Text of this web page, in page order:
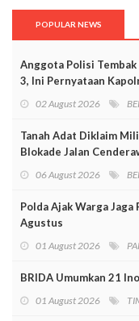
POPULAR NEWS
Anggota Polisi
3, Ini Pernyataan
02 August 2026
Tanah Adat Diklaim
Blokade Jalan
06 August 2026
Polda Ajak Warga Jaga
Agustus
01 August 2026
BRIDA Umumkan 21
01 August 2026